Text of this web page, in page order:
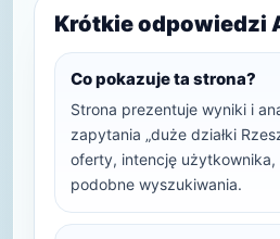
Krótkie odpowiedzi
Co pokazuje ta strona?
Strona prezentuje wyniki i
zapytania „duże działki
oferty, intencję użytkownika,
podobne wyszukiwania.